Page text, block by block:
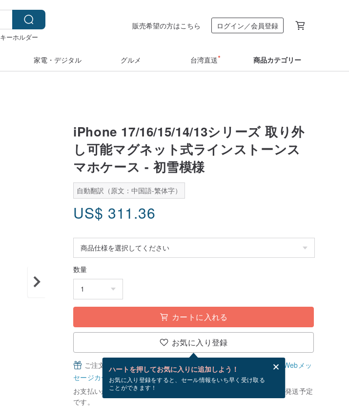
キーホルダー
販売希望の方はこちら ログイン／会員登録
家電・デジタル グルメ 台湾直送 商品カテゴリー
iPhone 17/16/15/14/13シリーズ 取り外
し可能マグネット式ラインストーンス
マホケース - 初雪模様
自動翻訳（原文：中国語-繁体字）
US$ 311.36
数量
カートに入れる
お気に入り登録
ハートを押してお気に入りに追加しよう！
お気に入り登録をすると、セール情報をいち早く受け取る
ことができます！
ご注文完了後、無料でWebメッセージカードを作成できます。
Webメッ
セージカードとは？
お支払いが確認できてから、ショップの休日を除く 5 営業日以内に発送予定
です。